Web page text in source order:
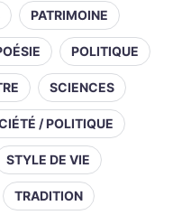
PATRIMOINE
POLITIQUE
SCIENCES
/ POLITIQUE
STYLE DE VIE
TRADITION